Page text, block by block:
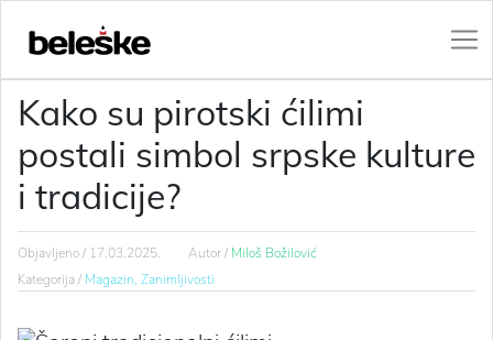
Kako su pirotski ćilimi
postali simbol srpske kulture
i tradicije?
Objavljeno / 17.03.2025. Autor / Miloš Božilović
Kategorija / Magazin, Zanimljivosti